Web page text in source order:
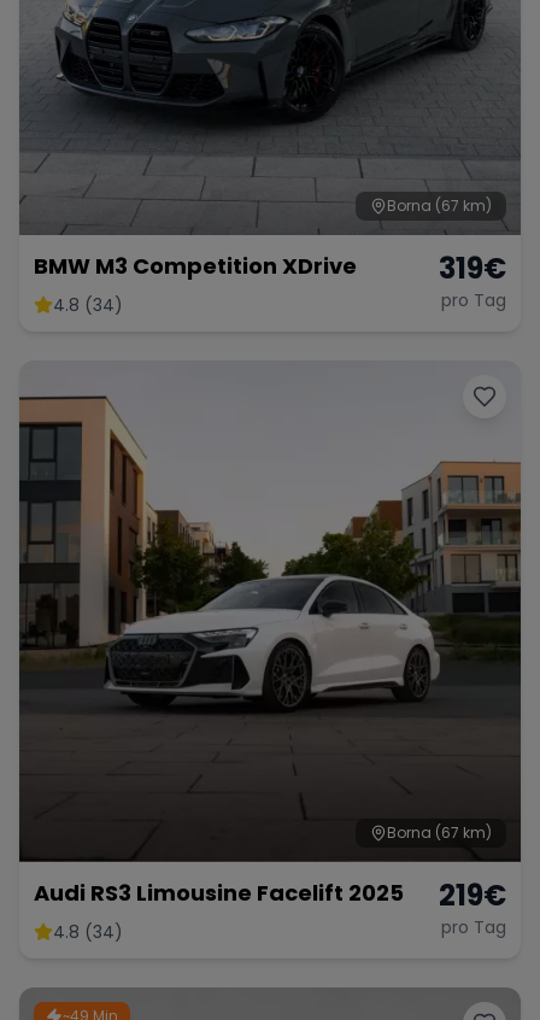
Borna (67 km)
BMW M3 Competition XDrive
4.8 (34)
319€
pro Tag
Borna (67 km)
Audi RS3 Limousine Facelift 2025
4.8 (34)
219€
pro Tag
~49 Min